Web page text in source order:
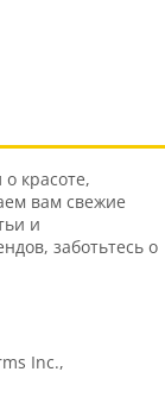
красоте,
вам свежие
и
заботьтесь о
Inc.,